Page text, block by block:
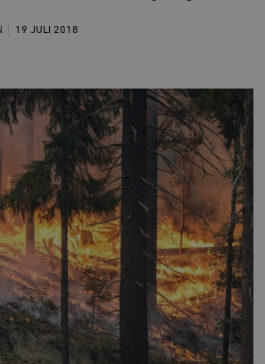
19 JULI 2018